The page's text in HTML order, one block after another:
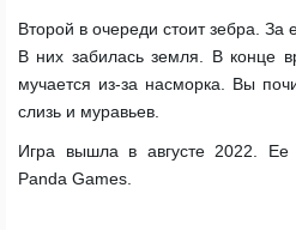
Второй в очереди стоит зебра. За
В них забилась земля. В конце
мучается из-за насморка. Вы
слизь и муравьев.
Игра вышла в августе 2022. Ее
Panda Games.